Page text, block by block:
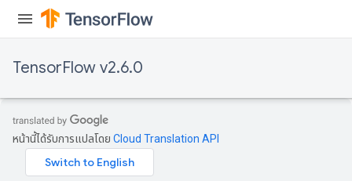
TensorFlow v2.6.0
หน้านี้ได้รับการแปลโดย Cloud Translation API